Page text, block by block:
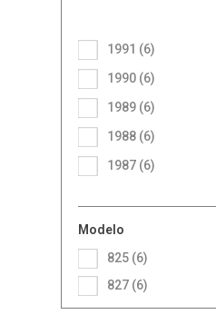
Modelo
825 (6)
827 (6)
1987 (6)
1988 (6)
1989 (6)
1990 (6)
1991 (6)